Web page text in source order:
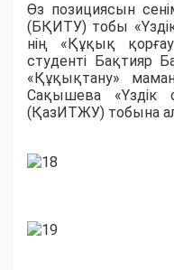
Өз позициясын
(БҚИТУ) тобы
нің «Құқық
студенті Бақтияр
«Құқықтану»
Сақышева «Үздік
(ҚазИТЖУ) тобына